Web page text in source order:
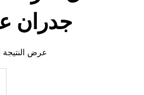
جدران
عرض النتيجة